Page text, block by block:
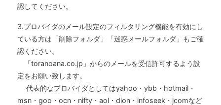
認してください。
3.プロバイダのメール設定のフィルタリング機能を有効にし
ている方は「削除フォルダ」「迷惑メールフォルダ」もご確
認ください。
「toranoana.co.jp」からのメールを受信許可するよう設
定をお願い致します。
代表的なプロバイダとしてはyahoo・ybb・hotmail・
msn・goo・ocn・nifty・aol・dion・infoseek・jcomなど